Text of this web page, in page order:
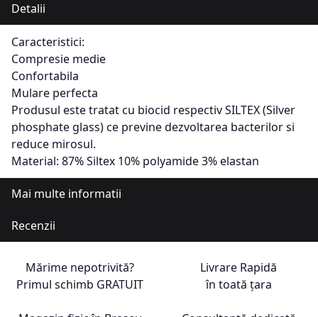
Detalii
Caracteristici:
Compresie medie
Confortabila
Mulare perfecta
Produsul este tratat cu biocid respectiv SILTEX (Silver
phosphate glass) ce previne dezvoltarea bacterilor si
reduce mirosul.
Material: 87% Siltex 10% polyamide 3% elastan
Mai multe informatii
Recenzii
Mărime nepotrivită?
Primul schimb GRATUIT
Livrare Rapidă
în toată țara